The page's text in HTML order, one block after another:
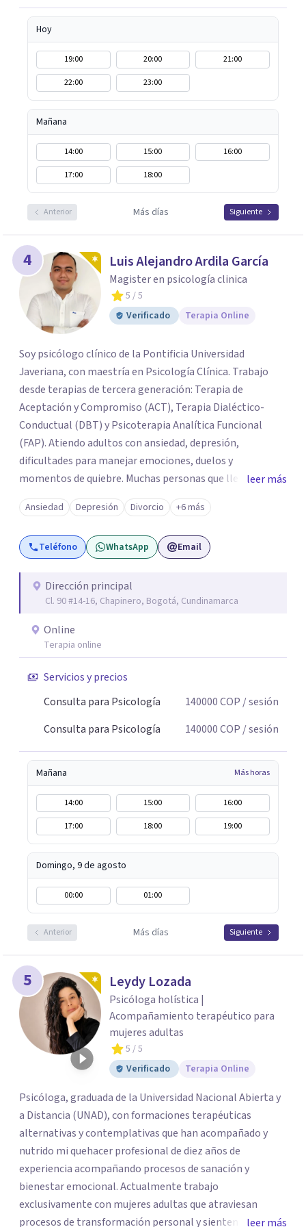
Hoy
19:00 20:00
21:00
22:00
23:00
Mañana
14:00 15:00
16:00
17:00
18:00
Anterior Más días Siguiente
4 Luis Alejandro Ardila García
Magister en psicología clinica
5 / 5
Verificado
Terapia Online
Soy psicólogo clínico de la Pontificia Universidad
Javeriana, con maestría en Psicología Clínica. Trabajo
desde terapias de tercera generación: Terapia de
Aceptación y Compromiso (ACT), Terapia Dialéctico-
Conductual (DBT) y Psicoterapia Analítica Funcional
(FAP). Atiendo adultos con ansiedad, depresión,
dificultades para manejar emociones, duelos y
momentos de quiebre. Muchas personas que llegan a
consulta no solo cargan con un síntoma: sienten que sus
propias reacciones emocionales les complican más la
vida. Desde ahí trabajamos. No busco eliminar el
malestar a la fuerza. Prefiero entender qué lo sostiene y
forma presencial y también online.
leer más
Ansiedad Depresión Divorcio +6 más
Teléfono WhatsApp Email
Dirección principal
Cl. 90 #14-16, Chapinero, Bogotá, Cundinamarca
Online
Terapia online
Servicios y precios
Consulta para Psicología
140000COP / sesión
Consulta para Psicología
140000COP / sesión
Mañana Más horas
14:00 15:00
16:00
17:00
18:00 19:00
Domingo, 9 de agosto
00:00 01:00
Anterior Más días Siguiente
5 Leydy Lozada
Psicóloga holística |
Acompañamiento terapéutico para
mujeres adultas
5 / 5
Verificado
Terapia Online
Psicóloga, graduada de la Universidad Nacional Abierta y
a Distancia (UNAD), con formaciones terapéuticas
alternativas y contemplativas que han acompañado y
nutrido mi quehacer profesional de diez años de
experiencia acompañando procesos de sanación y
bienestar emocional. Actualmente trabajo
exclusivamente con mujeres adultas que atraviesan
procesos de transformación personal y sienten laleer más